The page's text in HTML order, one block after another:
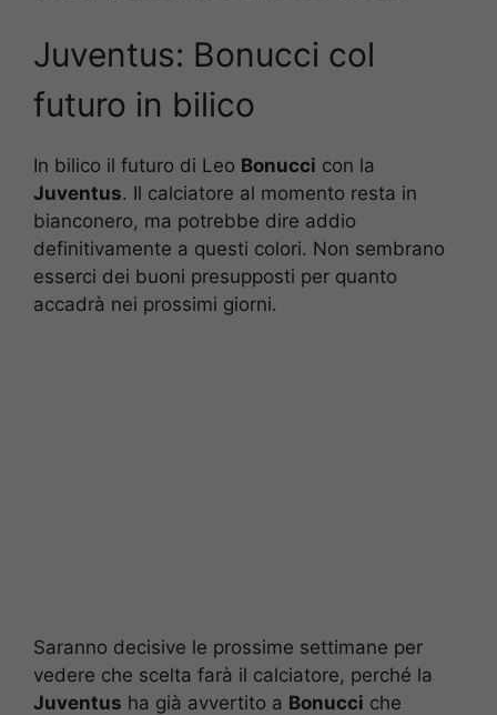
Juventus: Bonucci col
futuro in bilico
In bilico il futuro di Leo Bonucci con la
Juventus. Il calciatore al momento resta in
bianconero, ma potrebbe dire addio
definitivamente a questi colori. Non sembrano
esserci dei buoni presupposti per quanto
accadrà nei prossimi giorni.
Saranno decisive le prossime settimane per
vedere che scelta farà il calciatore, perché la
Juventus ha già avvertito a Bonucci che